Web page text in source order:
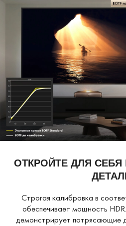
ОТКРОЙТЕ ДЛЯ
Строгая калибровка в
обеспечивает мощность
демонстрирует потрясающие